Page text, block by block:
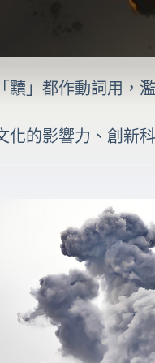
」都作動詞用，
化的影響力、創新